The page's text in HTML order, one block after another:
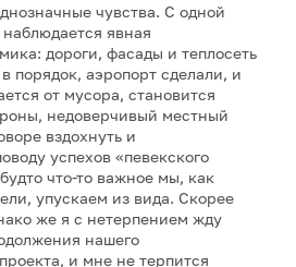
чувства. С одной
явная
дороги, фасады и теплосеть
порядок, аэропорт сделали, и
от мусора, становится
недоверчивый местный
вздохнуть и
успехов «певекского
что-то важное мы, как
упускаем из вида. Скорее
же я с нетерпением жду
нашего
и мне не терпится